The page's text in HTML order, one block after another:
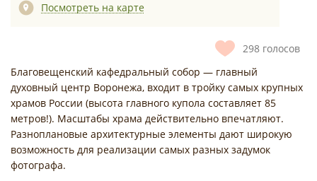
Посмотреть на карте
298 голосов
Благовещенский кафедральный собор — главный
духовный центр Воронежа, входит в тройку самых крупных
храмов России (высота главного купола составляет 85
метров!). Масштабы храма действительно впечатляют.
Разноплановые архитектурные элементы дают широкую
возможность для реализации самых разных задумок
фотографа.